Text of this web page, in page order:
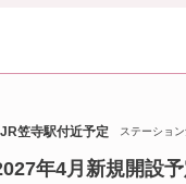
JR笠寺駅付近予定 ステーショ
年4月新規開設